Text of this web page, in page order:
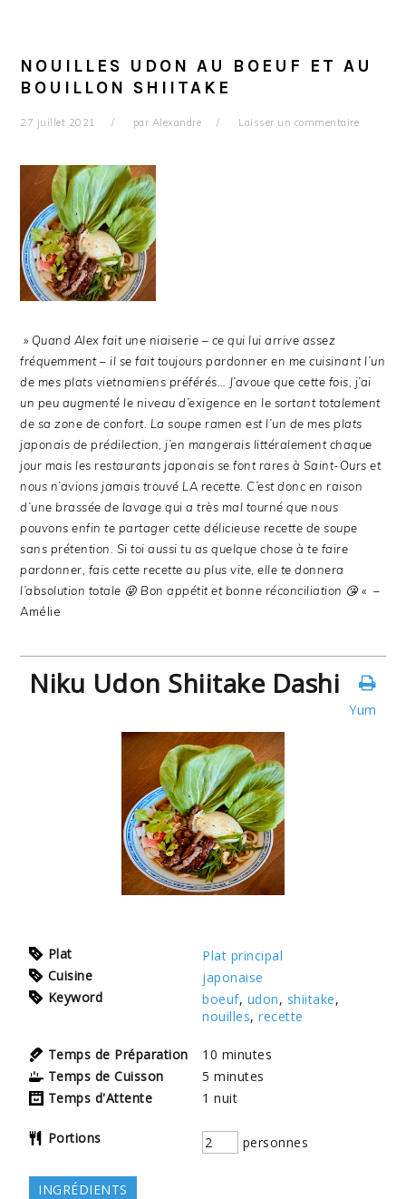
NOUILLES UDON AU BOEUF ET AU
BOUILLON SHIITAKE
27 juillet 2021 par Alexandre Laisser un commentaire
» Quand Alex fait une niaiserie – ce qui lui arrive assez
fréquemment – il se fait toujours pardonner en me cuisinant l’un
de mes plats vietnamiens préférés… J’avoue que cette fois, j’ai
un peu augmenté le niveau d’exigence en le sortant totalement
de sa zone de confort. La soupe ramen est l’un de mes plats
japonais de prédilection, j’en mangerais littéralement chaque
jour mais les restaurants japonais se font rares à Saint-Ours et
nous n’avions jamais trouvé LA recette. C’est donc en raison
d’une brassée de lavage qui a très mal tourné que nous
pouvons enfin te partager cette délicieuse recette de soupe
sans prétention. Si toi aussi tu as quelque chose à te faire
pardonner, fais cette recette au plus vite, elle te donnera
l’absolution totale 😜 Bon appétit et bonne réconciliation 😘 « –
Amélie
Niku Udon Shiitake Dashi
Yum
Plat
Plat principal
Cuisine
japonaise
Keyword
boeuf, udon, shiitake,
nouilles,recette
Temps de Préparation 10 minutes
Temps de Cuisson
5 minutes
Temps d'Attente
1 nuit
Portions personnes
INGRÉDIENTS